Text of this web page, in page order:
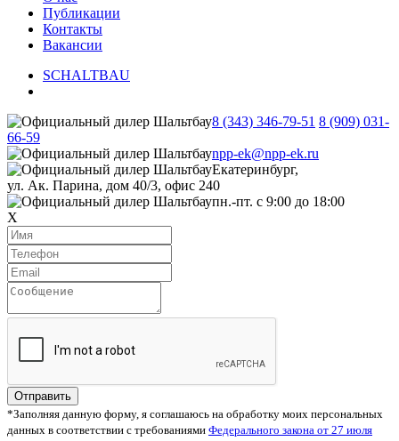
Публикации
Контакты
Вакансии
SCHALTBAU
8 (343) 346-79-51 8 (909) 031-
66-59
npp-ek@npp-ek.ru
Екатеринбург,
ул. Ак. Парина, дом 40/3, офис 240
пн.-пт. с 9:00 до 18:00
X
Отправить
*Заполняя данную форму, я соглашаюсь на обработку моих персональных
данных в соответствии с требованиями Федерального закона от 27 июля